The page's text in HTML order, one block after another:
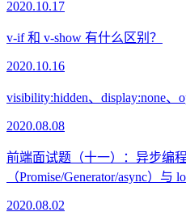
2020.10.17
v-if 和 v-show 有什么区别？
2020.10.16
visibility:hidden、display:none、
2020.08.08
前端面试题（十一）：异步编
（Promise/Generator/async）与
2020.08.02